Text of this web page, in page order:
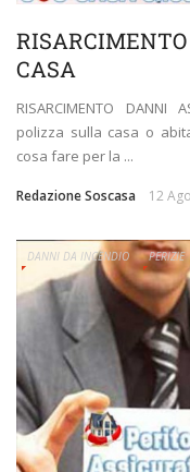
CASA
RISARCIMENTO DANNI
polizza sulla casa o
cosa fare per la ...
Redazione Soscasa 12
DANNI DA INCENDIO PERIZIE